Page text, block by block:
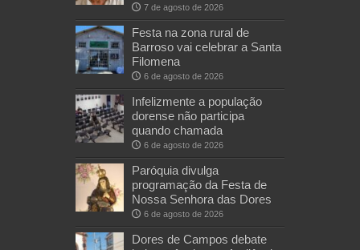
7 de agosto de 2026
Festa na zona rural de
Barroso vai celebrar a Santa
Filomena
6 de agosto de 2026
Infelizmente a população
dorense não participa
quando chamada
6 de agosto de 2026
Paróquia divulga
programação da Festa de
Nossa Senhora das Dores
6 de agosto de 2026
Dores de Campos debate